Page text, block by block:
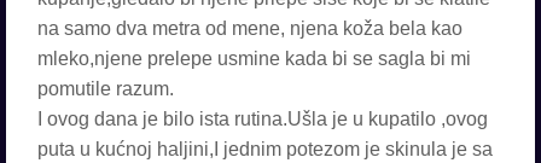
na samo dva metra od mene, njena koža bela kao
mleko,njene prelepe usmine kada bi se sagla bi mi
pomutile razum.
I ovog dana je bilo ista rutina.Ušla je u kupatilo ,ovog
puta u kućnoj haljini,I jednim potezom je skinula je sa